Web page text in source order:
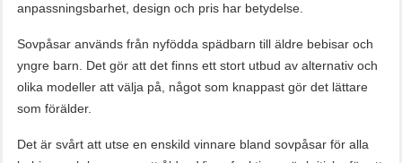
anpassningsbarhet, design och pris har betydelse.
Sovpåsar används från nyfödda spädbarn till äldre bebisar och
yngre barn. Det gör att det finns ett stort utbud av alternativ och
olika modeller att välja på, något som knappast gör det lättare
som förälder.
Det är svårt att utse en enskild vinnare bland sovpåsar för alla